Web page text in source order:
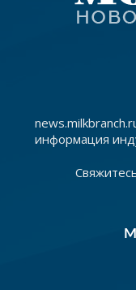
информация